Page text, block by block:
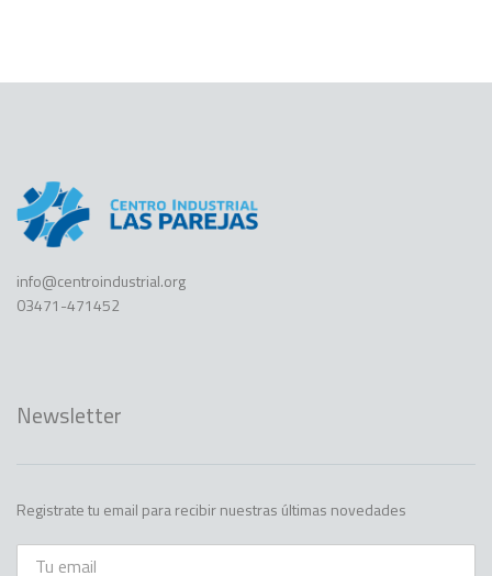
info@centroindustrial.org
03471-471452
Newsletter
Registrate tu email para recibir nuestras últimas novedades